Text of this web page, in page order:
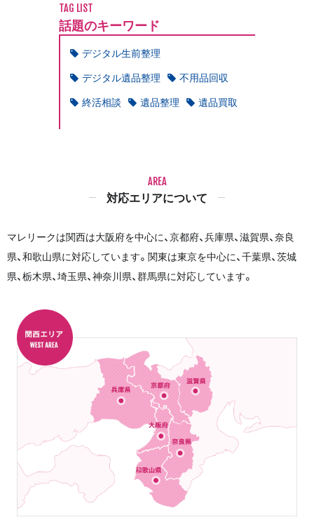
TAG LIST
話題のキーワード
デジタル生前整理
デジタル遺品整理
不用品回収
終活相談
遺品整理 遺品買取
AREA
対応エリアについて
マレリークは関西は大阪府を中心に、京都府、兵庫県、滋賀県、奈良
県、和歌山県に対応しています。関東は東京を中心に、千葉県、茨城
県、栃木県、埼玉県、神奈川県、群馬県に対応しています。